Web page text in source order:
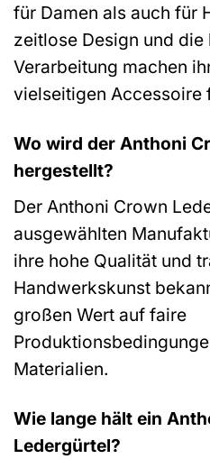
für Damen als auch für
zeitlose Design und
Verarbeitung machen
vielseitigen Accessoire
Wo wird der Anthoni
hergestellt?
Der Anthoni Crown
ausgewählten
ihre hohe Qualität und
Handwerkskunst
großen Wert auf faire
Materialien.
Wie lange hält ein
Ledergürtel?